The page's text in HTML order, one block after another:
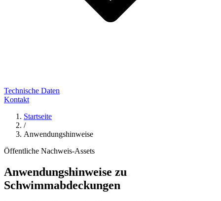
Technische Daten
Kontakt
Startseite
/
Anwendungshinweise
Öffentliche Nachweis-Assets
Anwendungshinweise zu
Schwimmabdeckungen